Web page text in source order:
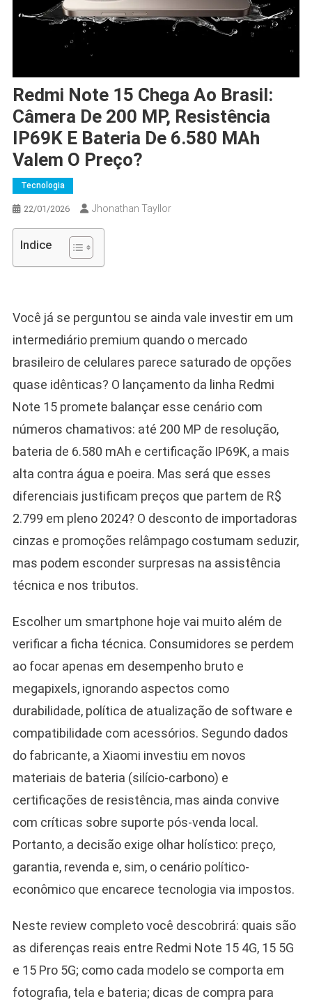
Redmi Note 15 Chega Ao Brasil:
Câmera De 200 MP, Resistência
IP69K E Bateria De 6.580 MAh
Valem O Preço?
Tecnologia
22/01/2026 Jhonathan Tayllor
Indice
Você já se perguntou se ainda vale investir em um
intermediário premium quando o mercado
brasileiro de celulares parece saturado de opções
quase idênticas? O lançamento da linha Redmi
Note 15 promete balançar esse cenário com
números chamativos: até 200 MP de resolução,
bateria de 6.580 mAh e certificação IP69K, a mais
alta contra água e poeira. Mas será que esses
diferenciais justificam preços que partem de R$
2.799 em pleno 2024? O desconto de importadoras
cinzas e promoções relâmpago costumam seduzir,
mas podem esconder surpresas na assistência
técnica e nos tributos.
Escolher um smartphone hoje vai muito além de
verificar a ficha técnica. Consumidores se perdem
ao focar apenas em desempenho bruto e
megapixels, ignorando aspectos como
durabilidade, política de atualização de software e
compatibilidade com acessórios. Segundo dados
do fabricante, a Xiaomi investiu em novos
materiais de bateria (silício-carbono) e
certificações de resistência, mas ainda convive
com críticas sobre suporte pós-venda local.
Portanto, a decisão exige olhar holístico: preço,
garantia, revenda e, sim, o cenário político-
econômico que encarece tecnologia via impostos.
Neste review completo você descobrirá: quais são
as diferenças reais entre Redmi Note 15 4G, 15 5G
e 15 Pro 5G; como cada modelo se comporta em
fotografia, tela e bateria; dicas de compra para